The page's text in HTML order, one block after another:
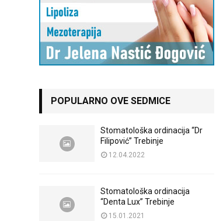
POPULARNO OVE SEDMICE
Stomatološka ordinacija “Dr
Filipović” Trebinje
12.04.2022
Stomatološka ordinacija
“Denta Lux” Trebinje
15.01.2021